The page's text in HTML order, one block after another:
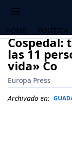
HOME POLÍTICA
Cospedal:
las 11
vida» Co
Europa Press
Archivado en: